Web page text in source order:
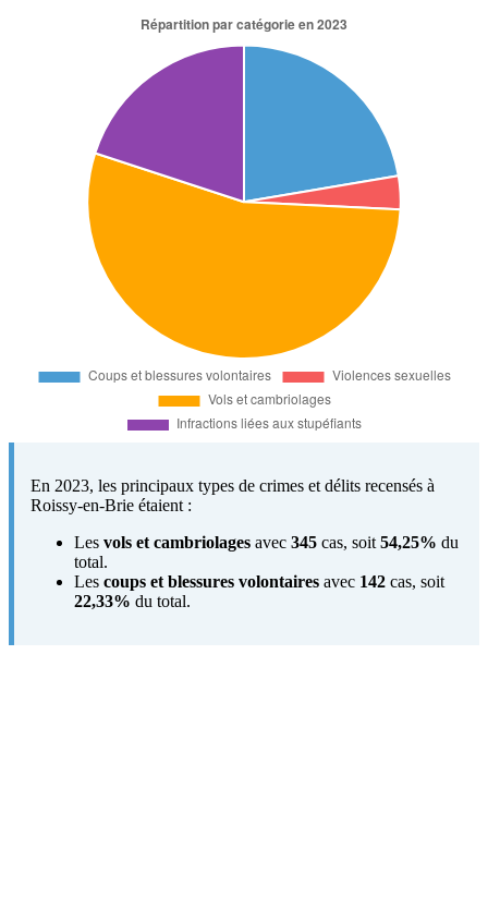
En 2023, les principaux types de crimes et délits recensés à
Roissy-en-Brie étaient :
Les vols et cambriolages avec 345 cas, soit 54,25% du
total.
Les coups et blessures volontaires avec 142 cas, soit
22,33% du total.